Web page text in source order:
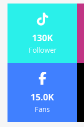
130K
Follower
15.0K
Fans